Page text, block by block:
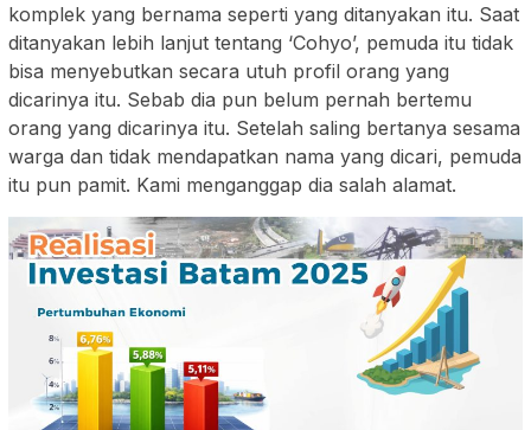
komplek yang bernama seperti yang ditanyakan itu. Saat
ditanyakan lebih lanjut tentang ‘Cohyo’, pemuda itu tidak
bisa menyebutkan secara utuh profil orang yang
dicarinya itu. Sebab dia pun belum pernah bertemu
orang yang dicarinya itu. Setelah saling bertanya sesama
warga dan tidak mendapatkan nama yang dicari, pemuda
itu pun pamit. Kami menganggap dia salah alamat.